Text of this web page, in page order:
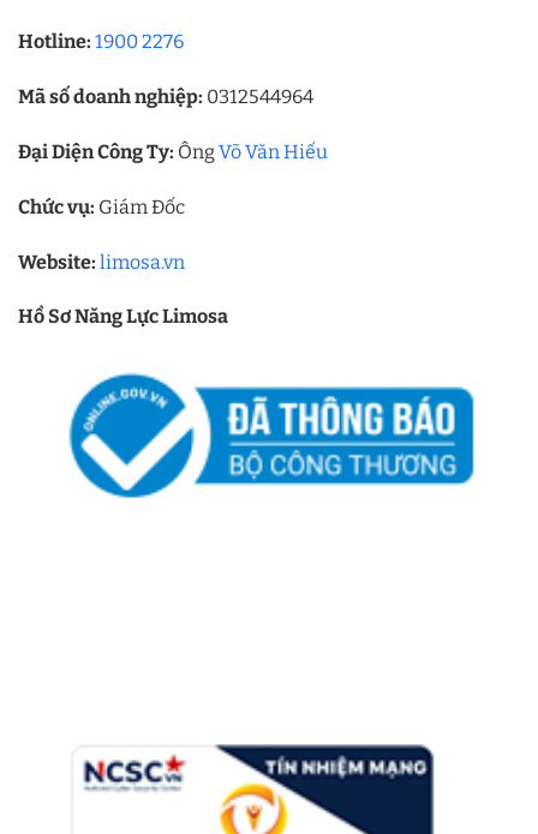
Hotline: 1900 2276
Mã số doanh nghiệp: 0312544964
Đại Diện Công Ty: ÔngVõ Văn Hiếu
Chức vụ: Giám Đốc
Website: limosa.vn
Hồ Sơ Năng Lực Limosa